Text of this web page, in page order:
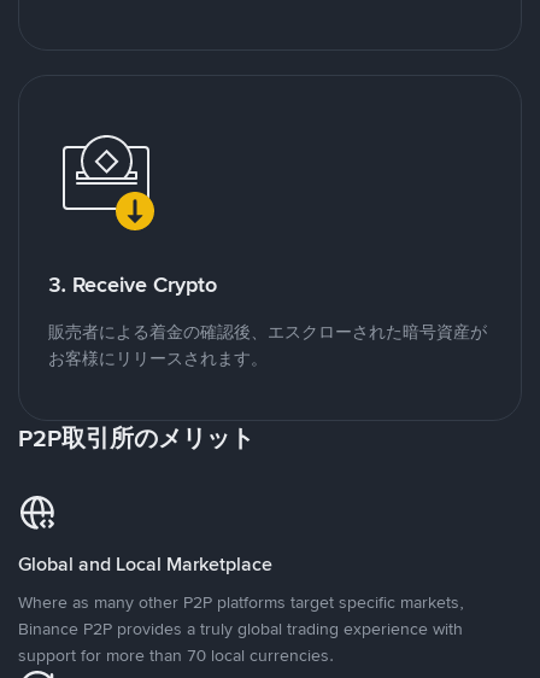
3. Receive Crypto
販売者による着金の確認後、エスクローされた暗号資産が
お客様にリリースされます。
P2P取引所のメリット
Global and Local Marketplace
Where as many other P2P platforms target specific markets,
Binance P2P provides a truly global trading experience with
support for more than 70 local currencies.